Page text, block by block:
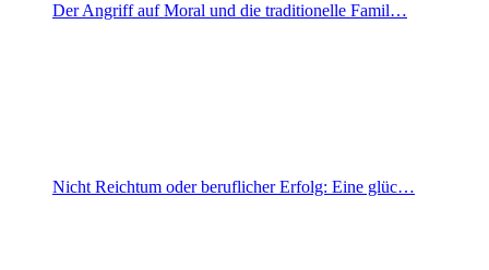
Der Angriff auf Moral und die traditionelle Famil…
Nicht Reichtum oder beruflicher Erfolg: Eine glüc…